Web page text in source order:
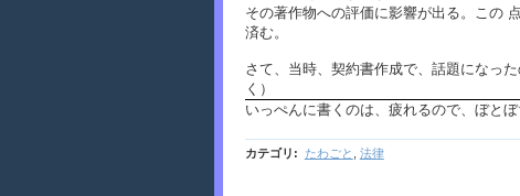
その著作物への評価に影響が出る。この
済む。
さて、当時、契約書作成で、話題になっ
く）
いっぺんに書くのは、疲れるので、ぼとぼ
カテゴリ : たわごと , 法律